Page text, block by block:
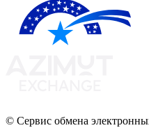
© Сервис обмена